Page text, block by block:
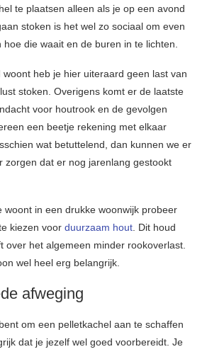
te plaatsen alleen als je op een avond
stoken is het wel zo sociaal om even
hoe die waait en de buren in te lichten.
heb je hier uiteraard geen last van
stoken. Overigens komt er de laatste
voor houtrook en de gevolgen
een beetje rekening met elkaar
wat betuttelend, dan kunnen we er
zorgen dat er nog jarenlang gestookt
woont in een drukke woonwijk probeer
kiezen voor duurzaam hout. Dit houd
over het algemeen minder rookoverlast.
wel heel erg belangrijk.
afweging
om een pelletkachel aan te schaffen
dat je jezelf wel goed voorbereidt. Je